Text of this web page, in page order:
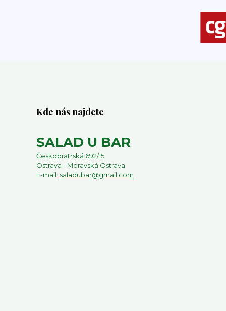
Kde nás najdete
SALAD U BAR
Českobratrská 692/15
Ostrava - Moravská Ostrava
E-mail: saladubar@gmail.com